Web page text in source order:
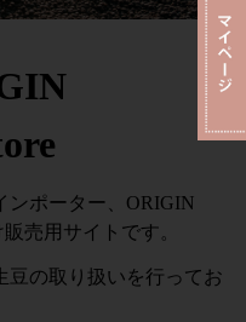
ンポーター、ORIGIN
売用サイトです。
豆の取り扱いを行ってお